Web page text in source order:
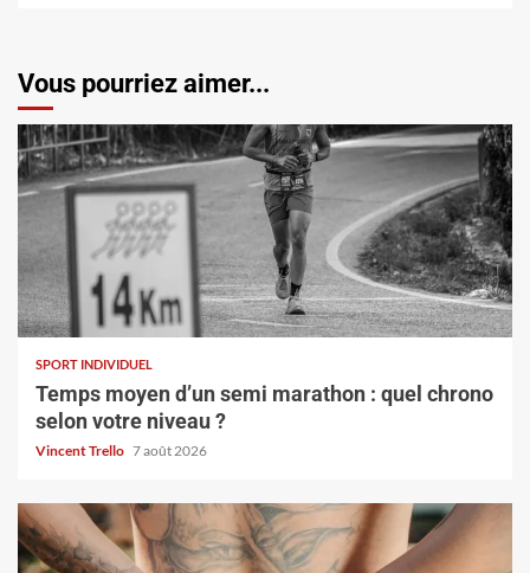
Vous pourriez aimer...
SPORT INDIVIDUEL
Temps moyen d’un semi marathon : quel chrono
selon votre niveau ?
Vincent Trello 7 août 2026